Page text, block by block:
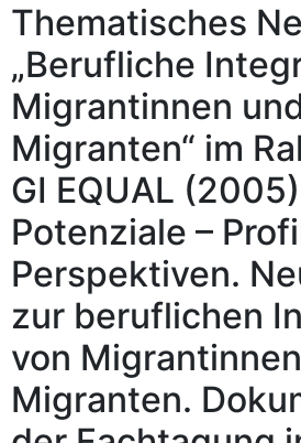
Thematisches
„Berufliche
Migrantinnen
Migranten“ im
GI EQUAL
Potenziale –
Perspektiven.
zur beruflichen
von
Migranten.